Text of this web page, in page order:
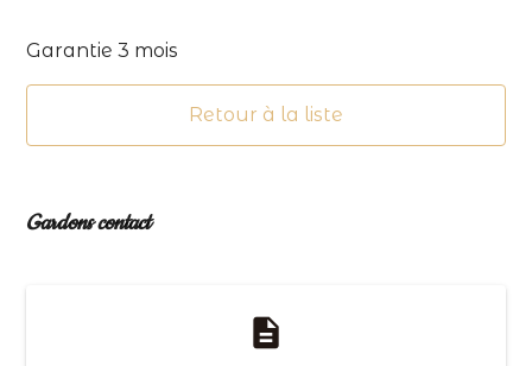
Garantie 3 mois
Retour à la liste
Gardons contact
description